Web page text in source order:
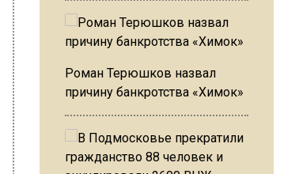
Роман Терюшков назвал
причину банкротства «Химок»